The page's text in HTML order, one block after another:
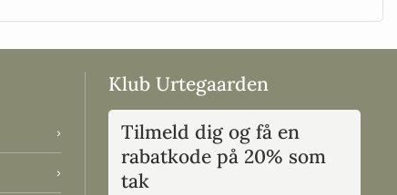
›
›
Klub Urtegaarden
Tilmeld dig og få en
rabatkode på 20% som
tak